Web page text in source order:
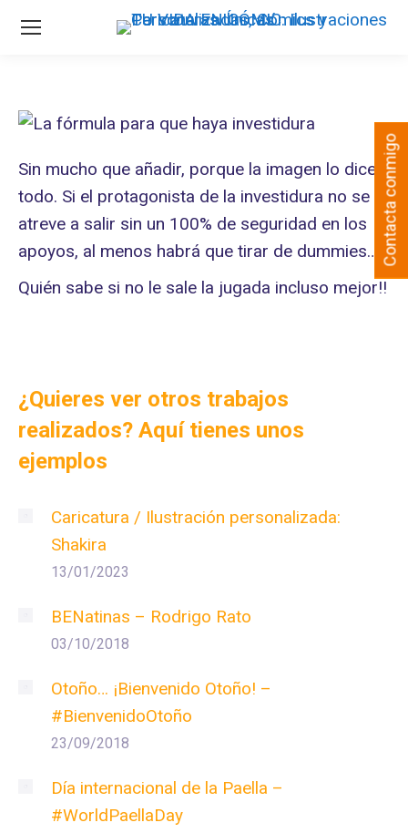
Sin mucho que añadir, porque la imagen lo dice
todo. Si el protagonista de la investidura no se
atreve a salir sin un 100% de seguridad en los
apoyos, al menos habrá que tirar de dummies…
Quién sabe si no le sale la jugada incluso mejor!!
¿Quieres ver otros trabajos
realizados? Aquí tienes unos
ejemplos
Caricatura / Ilustración personalizada:
Shakira
13/01/2023
BENatinas – Rodrigo Rato
03/10/2018
Otoño… ¡Bienvenido Otoño! –
#BienvenidoOtoño
23/09/2018
Día internacional de la Paella –
#WorldPaellaDay
Contacta conmigo